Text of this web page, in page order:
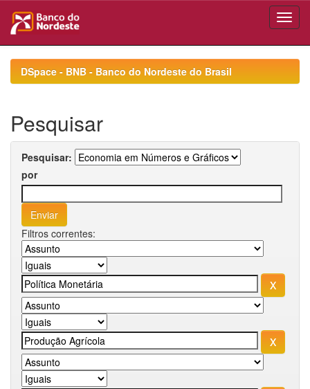
navigationDSpace - BNB - Banco do Nordeste do Brasil
Pesquisar
Pesquisar:
por
Filtros correntes: